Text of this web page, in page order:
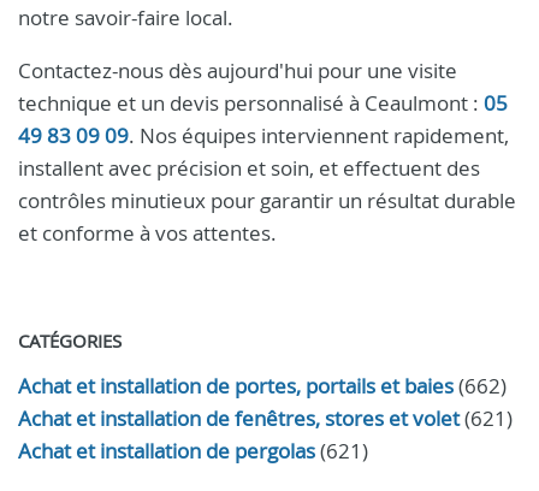
notre savoir-faire local.
Contactez-nous dès aujourd'hui pour une visite
technique et un devis personnalisé à Ceaulmont : 05
49 83 09 09. Nos équipes interviennent rapidement,
installent avec précision et soin, et effectuent des
contrôles minutieux pour garantir un résultat durable
et conforme à vos attentes.
CATÉGORIES
Achat et installation de portes, portails et baies(662)
Achat et installation de fenêtres, stores et volet(621)
Achat et installation de pergolas(621)